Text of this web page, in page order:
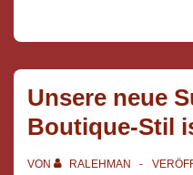
Unsere neue
Boutique-Stil
VON RALEHMAN